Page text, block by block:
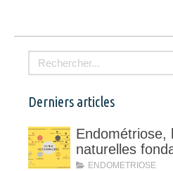
Rechercher
Derniers articles
Endométriose,
naturelles
ENDOMETRIOSE